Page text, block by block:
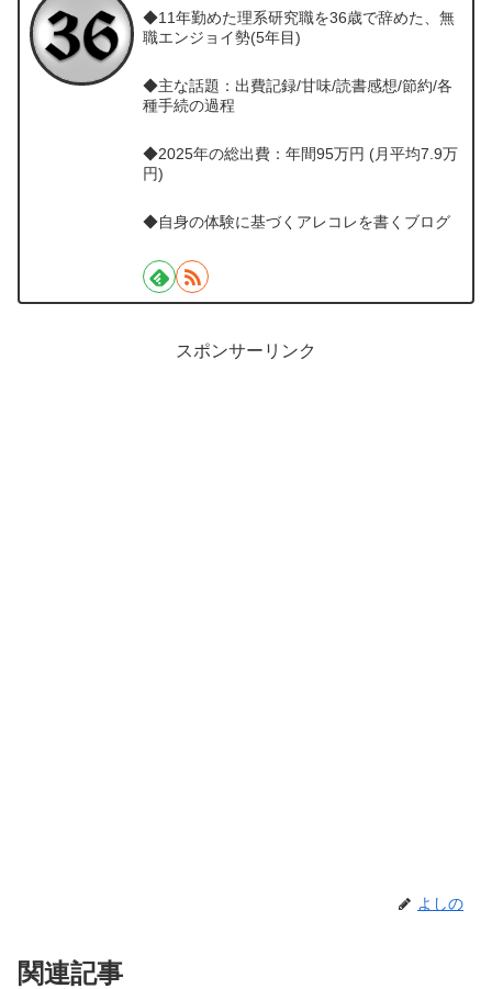
◆11年勤めた理系研究職を36歳で辞めた、無
職エンジョイ勢(5年目)
◆主な話題：出費記録/甘味/読書感想/節約/各
種手続の過程
◆2025年の総出費：年間95万円 (月平均7.9万
円)
◆自身の体験に基づくアレコレを書くブログ
スポンサーリンク
よしの
関連記事